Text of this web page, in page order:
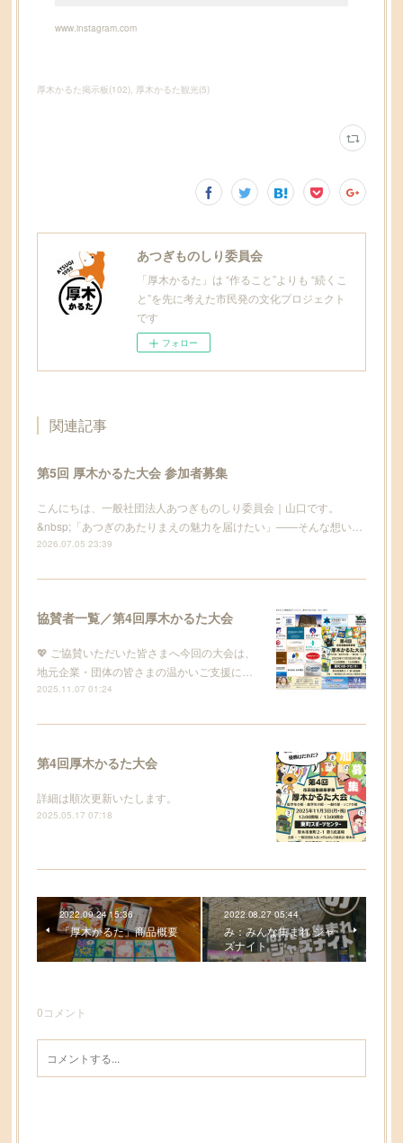
www.instagram.com
厚木かるた掲示板(102) 厚木かるた観光(5)
あつぎものしり委員会
「厚木かるた」は “作ること”よりも “続くこ
と”を先に考えた市民発の文化プロジェクト
です
フォロー
関連記事
第5回 厚木かるた大会 参加者募集
こんにちは、一般社団法人あつぎものしり委員会｜山口です。
&nbsp;「あつぎのあたりまえの魅力を届けたい」——そんな想い…
2026.07.05 23:39
協賛者一覧／第4回厚木かるた大会
💖 ご協賛いただいた皆さまへ今回の大会は、
地元企業・団体の皆さまの温かいご支援に…
2025.11.07 01:24
第4回厚木かるた大会
詳細は順次更新いたします。
2025.05.17 07:18
2022.09.24 15:36
「厚木かるた」商品概要
2022.08.27 05:44
み：みんな集まれ ジャ
ズナイト
0コメント